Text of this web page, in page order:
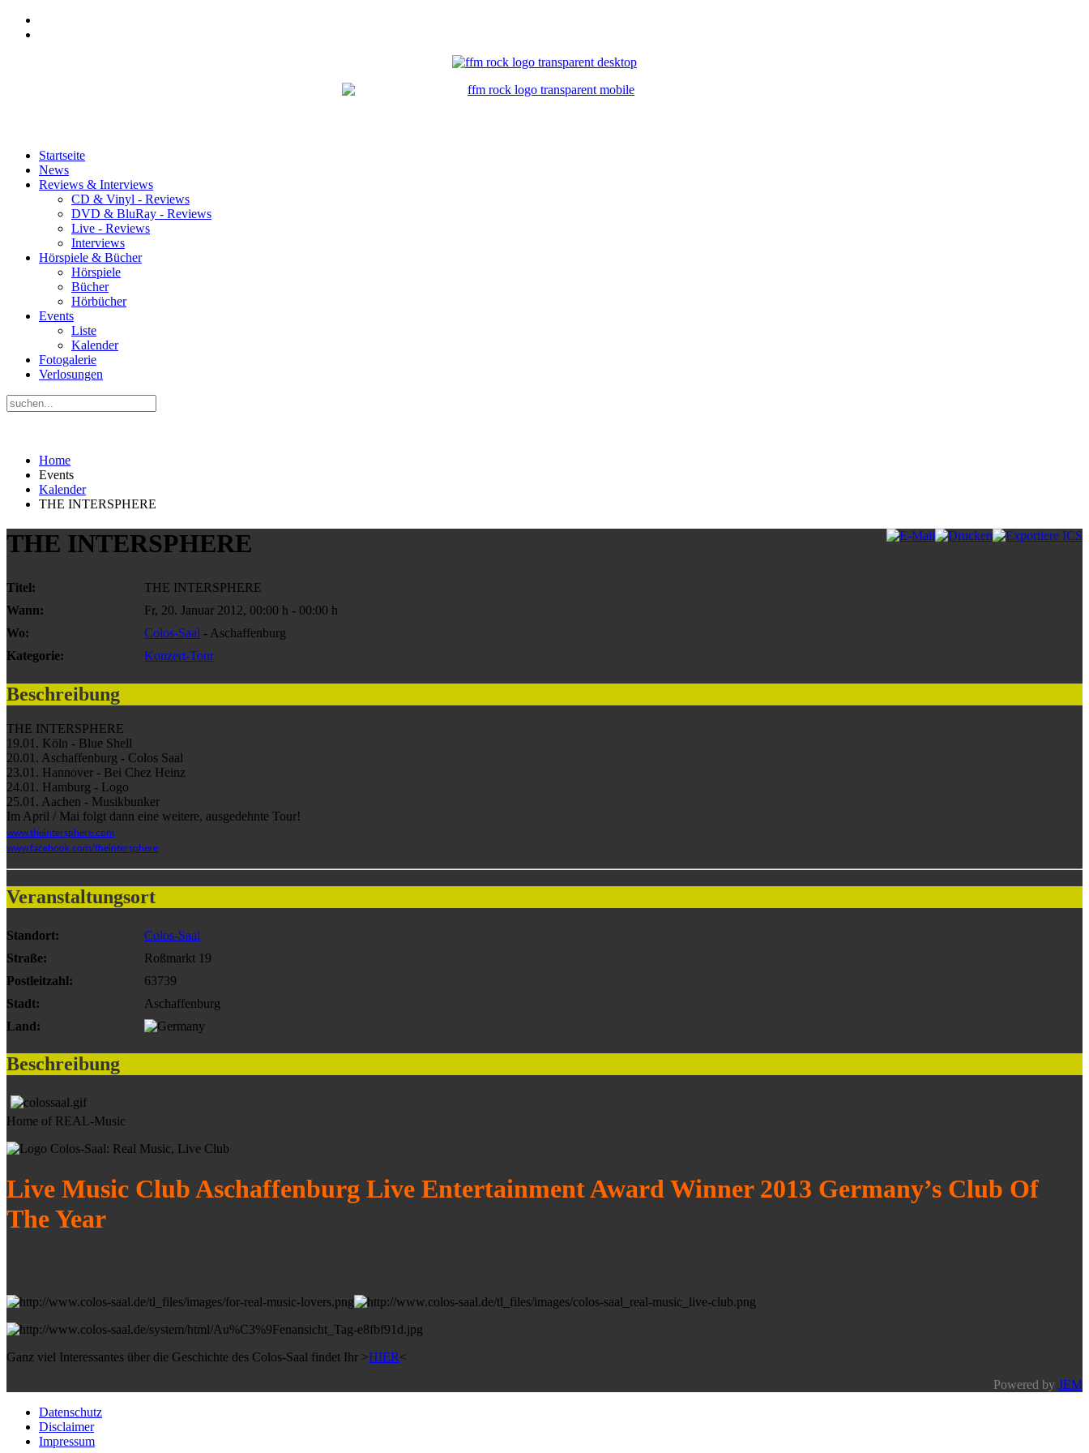
Startseite
News
Reviews & Interviews
CD & Vinyl - Reviews
DVD & BluRay - Reviews
Live - Reviews
Interviews
Hörspiele & Bücher
Hörspiele
Bücher
Hörbücher
Events
Liste
Kalender
Fotogalerie
Verlosungen
Home
Events
Kalender
THE INTERSPHERE
THE INTERSPHERE
Titel:
THE INTERSPHERE
Wann:
Fr, 20. Januar 2012, 00:00 h - 00:00 h
Wo:
Colos-Saal - Aschaffenburg
Kategorie:
Konzert-Tour
Beschreibung
THE INTERSPHERE
19.01. Köln - Blue Shell
20.01. Aschaffenburg - Colos Saal
23.01. Hannover - Bei Chez Heinz
24.01. Hamburg - Logo
25.01. Aachen - Musikbunker
Im April / Mai folgt dann eine weitere, ausgedehnte Tour!
www.theintersphere.com
www.facebook.com/theintersphere
Veranstaltungsort
Standort:
Colos-Saal
Straße:
Roßmarkt 19
Postleitzahl:
63739
Stadt:
Aschaffenburg
Land:
Beschreibung
Home of REAL-Music
Live Music Club Aschaffenburg Live Entertainment Award Winner 2013 Germany’s Club Of
The Year
Ganz viel Interessantes über die Geschichte des Colos-Saal findet Ihr >HIER<
Powered by JEM
Datenschutz
Disclaimer
Impressum